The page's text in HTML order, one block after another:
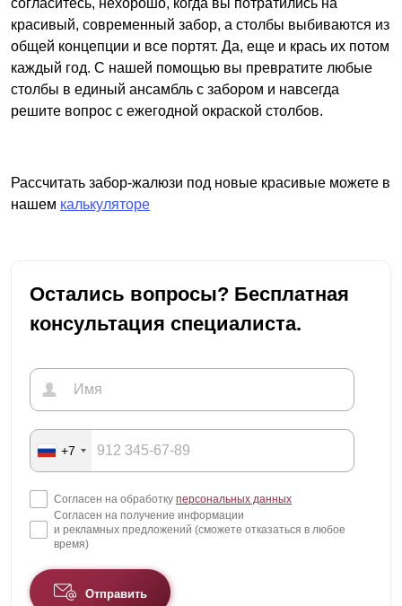
красивый, современный забор, а столбы выбиваются из
общей концепции и все портят. Да, еще и крась их потом
каждый год. С нашей помощью вы превратите любые
столбы в единый ансамбль с забором и навсегда
решите вопрос с ежегодной окраской столбов.
Рассчитать забор-жалюзи под новые красивые можете в
нашем калькуляторе
Остались вопросы? Бесплатная
консультация специалиста.
+7
Согласен на обработку персональных данных
Согласен на получение информации
и рекламных предложений (сможете отказаться в любое
время)
Отправить